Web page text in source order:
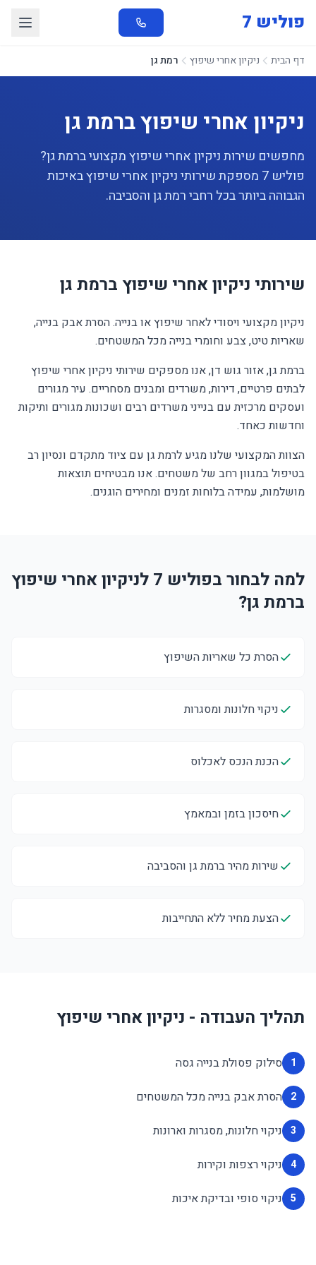
פוליש 7
דף הבית ניקיון אחרי שיפוץ רמת גן
ניקיון אחרי שיפוץ ברמת גן
מחפשים שירות ניקיון אחרי שיפוץ מקצועי ברמת גן?
פוליש 7 מספקת שירותי ניקיון אחרי שיפוץ באיכות
הגבוהה ביותר בכל רחבי רמת גן והסביבה.
שירותי ניקיון אחרי שיפוץ ברמת גן
ניקיון מקצועי ויסודי לאחר שיפוץ או בנייה. הסרת אבק בנייה,
שאריות טיט, צבע וחומרי בנייה מכל המשטחים.
ברמת גן, אזור גוש דן, אנו מספקים שירותי ניקיון אחרי שיפוץ
לבתים פרטיים, דירות, משרדים ומבנים מסחריים. עיר מגורים
ועסקים מרכזית עם בנייני משרדים רבים ושכונות מגורים ותיקות
וחדשות כאחד.
הצוות המקצועי שלנו מגיע לרמת גן עם ציוד מתקדם ונסיון רב
בטיפול במגוון רחב של משטחים. אנו מבטיחים תוצאות
מושלמות, עמידה בלוחות זמנים ומחירים הוגנים.
למה לבחור בפוליש 7 לניקיון אחרי שיפוץ
ברמת גן?
הסרת כל שאריות השיפוץ
ניקוי חלונות ומסגרות
הכנת הנכס לאכלוס
חיסכון בזמן ובמאמץ
שירות מהיר ברמת גן והסביבה
הצעת מחיר ללא התחייבות
תהליך העבודה - ניקיון אחרי שיפוץ
1 סילוק פסולת בנייה גסה
2 הסרת אבק בנייה מכל המשטחים
3 ניקוי חלונות, מסגרות וארונות
4 ניקוי רצפות וקירות
5 ניקוי סופי ובדיקת איכות